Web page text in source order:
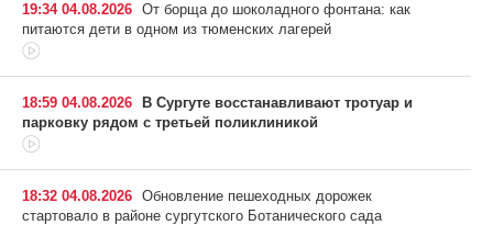
19:34 04.08.2026 От борща до шоколадного фонтана: как
питаются дети в одном из тюменских лагерей
18:59 04.08.2026
В Сургуте восстанавливают тротуар и
парковку рядом с третьей поликлиникой
18:32 04.08.2026 Обновление пешеходных дорожек
стартовало в районе сургутского Ботанического сада